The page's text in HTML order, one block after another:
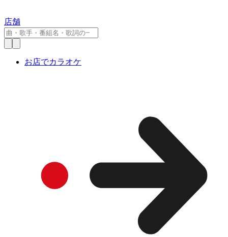
店舗
お店でカラオケ